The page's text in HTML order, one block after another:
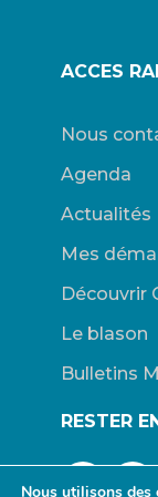
ACCES
Nous
Agenda
Actualités
Mes
Découvrir
Le blason
Bulletins
RESTER
Nous utilisons